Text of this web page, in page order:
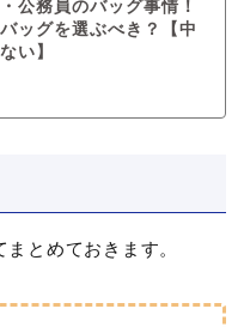
公務員のバッグ事情！
ッグを選ぶべき？【中
い】
とめておきます。